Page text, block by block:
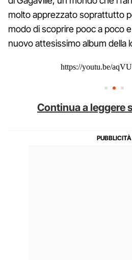
molto apprezzato soprattutto
modo di scoprire pooc a poco
nuovo attesissimo album della
https://youtu.be/
Continua a leggere